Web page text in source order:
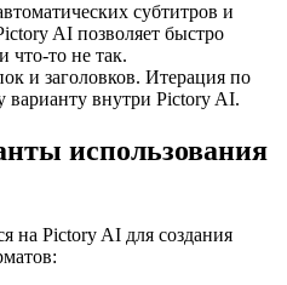
субтитров и
AI позволяет быстро
что-то не так.
и заголовков. Итерация по
варианту внутри Pictory AI.
использования
на Pictory AI для создания